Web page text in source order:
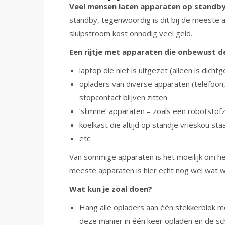
Veel mensen laten apparaten op
standby, tegenwoordig is dit bij de meeste
sluipstroom kost onnodig veel geld.
Een rijtje met apparaten die onbewust
laptop die niet is uitgezet (alleen is
opladers van diverse apparaten
stopcontact blijven zitten
‘slimme’ apparaten – zoals een
koelkast die altijd op standje vrieskou
etc.
Van sommige apparaten is het moeilijk om
meeste apparaten is hier echt nog wel wat
Wat kun je zoal doen?
Hang alle opladers aan één stekkerblok
deze manier in één keer opladen en de